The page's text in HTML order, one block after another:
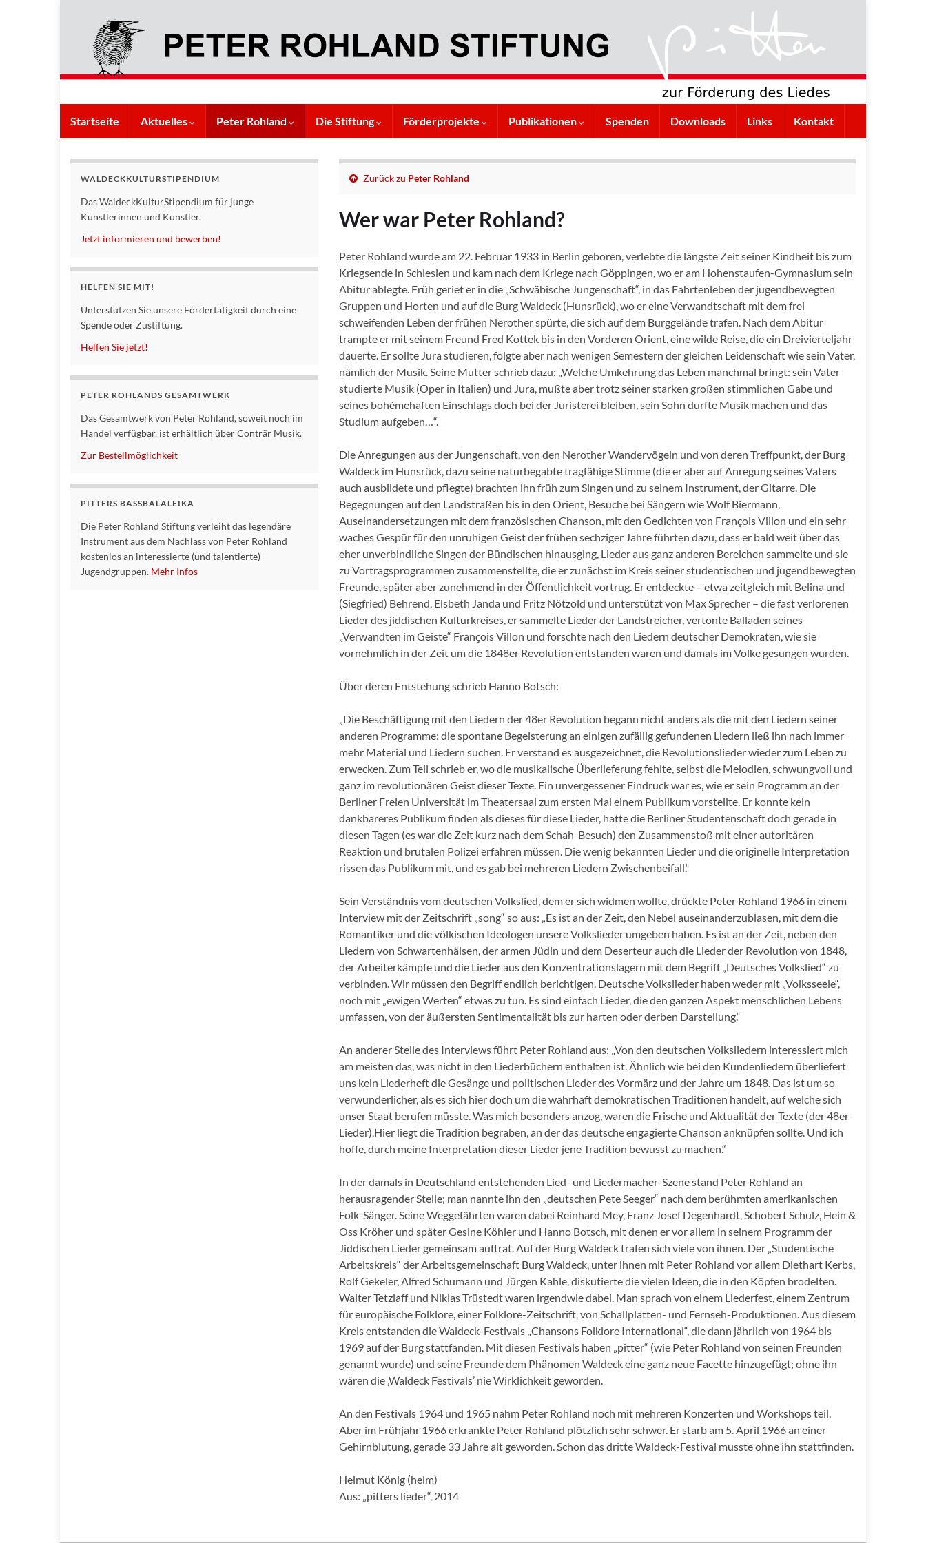
Startseite Aktuelles Peter Rohland Die Stiftung Förderprojekte Publikationen Spenden Downloads Links Kontakt
Zurück zu Peter Rohland
Wer war Peter Rohland?
Peter Rohland wurde am 22. Februar 1933 in Berlin geboren, verlebte die längste Zeit seiner Kindheit bis zum
Kriegsende in Schlesien und kam nach dem Kriege nach Göppingen, wo er am Hohenstaufen-Gymnasium sein
Abitur ablegte. Früh geriet er in die „Schwäbische Jungenschaft“, in das Fahrtenleben der jugendbewegten
Gruppen und Horten und auf die Burg Waldeck (Hunsrück), wo er eine Verwandtschaft mit dem frei
schweifenden Leben der frühen Nerother spürte, die sich auf dem Burggelände trafen. Nach dem Abitur
trampte er mit seinem Freund Fred Kottek bis in den Vorderen Orient, eine wilde Reise, die ein Dreivierteljahr
dauerte. Er sollte Jura studieren, folgte aber nach wenigen Semestern der gleichen Leidenschaft wie sein Vater,
nämlich der Musik. Seine Mutter schrieb dazu: „Welche Umkehrung das Leben manchmal bringt: sein Vater
studierte Musik (Oper in Italien) und Jura, mußte aber trotz seiner starken großen stimmlichen Gabe und
seines bohèmehaften Einschlags doch bei der Juristerei bleiben, sein Sohn durfte Musik machen und das
Studium aufgeben…“.
Die Anregungen aus der Jungenschaft, von den Nerother Wandervögeln und von deren Treffpunkt, der Burg
Waldeck im Hunsrück, dazu seine naturbegabte tragfähige Stimme (die er aber auf Anregung seines Vaters
auch ausbildete und pflegte) brachten ihn früh zum Singen und zu seinem Instrument, der Gitarre. Die
Begegnungen auf den Landstraßen bis in den Orient, Besuche bei Sängern wie Wolf Biermann,
Auseinandersetzungen mit dem französischen Chanson, mit den Gedichten von François Villon und ein sehr
waches Gespür für den unruhigen Geist der frühen sechziger Jahre führten dazu, dass er bald weit über das
eher unverbindliche Singen der Bündischen hinausging, Lieder aus ganz anderen Bereichen sammelte und sie
zu Vortragsprogrammen zusammenstellte, die er zunächst im Kreis seiner studentischen und jugendbewegten
Freunde, später aber zunehmend in der Öffentlichkeit vortrug. Er entdeckte – etwa zeitgleich mit Belina und
(Siegfried) Behrend, Elsbeth Janda und Fritz Nötzold und unterstützt von Max Sprecher – die fast verlorenen
Lieder des jiddischen Kulturkreises, er sammelte Lieder der Landstreicher, vertonte Balladen seines
„Verwandten im Geiste“ François Villon und forschte nach den Liedern deutscher Demokraten, wie sie
vornehmlich in der Zeit um die 1848er Revolution entstanden waren und damals im Volke gesungen wurden.
Über deren Entstehung schrieb Hanno Botsch:
„Die Beschäftigung mit den Liedern der 48er Revolution begann nicht anders als die mit den Liedern seiner
anderen Programme: die spontane Begeisterung an einigen zufällig gefundenen Liedern ließ ihn nach immer
mehr Material und Liedern suchen. Er verstand es ausgezeichnet, die Revolutionslieder wieder zum Leben zu
erwecken. Zum Teil schrieb er, wo die musikalische Überlieferung fehlte, selbst die Melodien, schwungvoll und
ganz im revolutionären Geist dieser Texte. Ein unvergessener Eindruck war es, wie er sein Programm an der
Berliner Freien Universität im Theatersaal zum ersten Mal einem Publikum vorstellte. Er konnte kein
dankbareres Publikum finden als dieses für diese Lieder, hatte die Berliner Studentenschaft doch gerade in
diesen Tagen (es war die Zeit kurz nach dem Schah-Besuch) den Zusammenstoß mit einer autoritären
Reaktion und brutalen Polizei erfahren müssen. Die wenig bekannten Lieder und die originelle Interpretation
rissen das Publikum mit, und es gab bei mehreren Liedern Zwischenbeifall.“
Sein Verständnis vom deutschen Volkslied, dem er sich widmen wollte, drückte Peter Rohland 1966 in einem
Interview mit der Zeitschrift „song“ so aus: „Es ist an der Zeit, den Nebel auseinanderzublasen, mit dem die
Romantiker und die völkischen Ideologen unsere Volkslieder umgeben haben. Es ist an der Zeit, neben den
Liedern von Schwartenhälsen, der armen Jüdin und dem Deserteur auch die Lieder der Revolution von 1848,
der Arbeiterkämpfe und die Lieder aus den Konzentrationslagern mit dem Begriff „Deutsches Volkslied“ zu
verbinden. Wir müssen den Begriff endlich berichtigen. Deutsche Volkslieder haben weder mit „Volksseele“,
noch mit „ewigen Werten“ etwas zu tun. Es sind einfach Lieder, die den ganzen Aspekt menschlichen Lebens
umfassen, von der äußersten Sentimentalität bis zur harten oder derben Darstellung.“
An anderer Stelle des Interviews führt Peter Rohland aus: „Von den deutschen Volksliedern interessiert mich
am meisten das, was nicht in den Liederbüchern enthalten ist. Ähnlich wie bei den Kundenliedern überliefert
uns kein Liederheft die Gesänge und politischen Lieder des Vormärz und der Jahre um 1848. Das ist um so
verwunderlicher, als es sich hier doch um die wahrhaft demokratischen Traditionen handelt, auf welche sich
unser Staat berufen müsste. Was mich besonders anzog, waren die Frische und Aktualität der Texte (der 48er-
Lieder).Hier liegt die Tradition begraben, an der das deutsche engagierte Chanson anknüpfen sollte. Und ich
hoffe, durch meine Interpretation dieser Lieder jene Tradition bewusst zu machen.“
In der damals in Deutschland entstehenden Lied- und Liedermacher-Szene stand Peter Rohland an
herausragender Stelle; man nannte ihn den „deutschen Pete Seeger“ nach dem berühmten amerikanischen
Folk-Sänger. Seine Weggefährten waren dabei Reinhard Mey, Franz Josef Degenhardt, Schobert Schulz, Hein &
Oss Kröher und später Gesine Köhler und Hanno Botsch, mit denen er vor allem in seinem Programm der
Jiddischen Lieder gemeinsam auftrat. Auf der Burg Waldeck trafen sich viele von ihnen. Der „Studentische
Arbeitskreis“ der Arbeitsgemeinschaft Burg Waldeck, unter ihnen mit Peter Rohland vor allem Diethart Kerbs,
Rolf Gekeler, Alfred Schumann und Jürgen Kahle, diskutierte die vielen Ideen, die in den Köpfen brodelten.
Walter Tetzlaff und Niklas Trüstedt waren irgendwie dabei. Man sprach von einem Liederfest, einem Zentrum
für europäische Folklore, einer Folklore-Zeitschrift, von Schallplatten- und Fernseh-Produktionen. Aus diesem
Kreis entstanden die Waldeck-Festivals „Chansons Folklore International“, die dann jährlich von 1964 bis
1969 auf der Burg stattfanden. Mit diesen Festivals haben „pitter“ (wie Peter Rohland von seinen Freunden
genannt wurde) und seine Freunde dem Phänomen Waldeck eine ganz neue Facette hinzugefügt; ohne ihn
wären die ‚Waldeck Festivals’ nie Wirklichkeit geworden.
An den Festivals 1964 und 1965 nahm Peter Rohland noch mit mehreren Konzerten und Workshops teil.
Aber im Frühjahr 1966 erkrankte Peter Rohland plötzlich sehr schwer. Er starb am 5. April 1966 an einer
Gehirnblutung, gerade 33 Jahre alt geworden. Schon das dritte Waldeck-Festival musste ohne ihn stattfinden.
Helmut König (helm)
Aus: „pitters lieder“, 2014
WALDECKKULTURSTIPENDIUM
Das WaldeckKulturStipendium für junge
Künstlerinnen und Künstler.
Jetzt informieren und bewerben!
HELFEN SIE MIT!
Unterstützen Sie unsere Fördertätigkeit durch eine
Spende oder Zustiftung.
Helfen Sie jetzt!
PETER ROHLANDS GESAMTWERK
Das Gesamtwerk von Peter Rohland, soweit noch im
Handel verfügbar, ist erhältlich über Conträr Musik.
Zur Bestellmöglichkeit
PITTERS BASSBALALEIKA
Die Peter Rohland Stiftung verleiht das legendäre
Instrument aus dem Nachlass von Peter Rohland
kostenlos an interessierte (und talentierte)
Jugendgruppen. Mehr Infos